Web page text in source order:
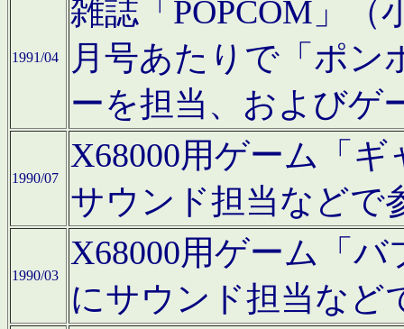
1991/04
雑誌「POPCOM」（
月号あたりで「ポン
ーを担当、およびゲ
1990/07
X68000用ゲーム「
サウンド担当などで
1990/03
X68000用ゲーム「
にサウンド担当など